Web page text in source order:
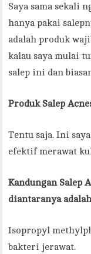
Saya sama sekali
hanya pakai
adalah produk
kalau saya mulai
salep ini dan
Produk Salep
Tentu saja. Ini
efektif merawat
Kandungan Salep
diantaranya
Isopropyl
bakteri jerawat.